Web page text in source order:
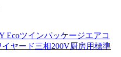
Ecoツインパッケージエアコ
イヤード三相200V厨房用標準